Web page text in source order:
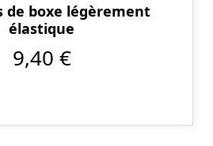
de boxe légèrement
élastique
9,40 €